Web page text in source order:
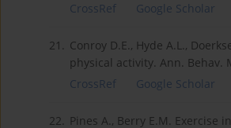
CrossRef
Google Scholar
21. Conroy D.E., Hyde A.L.,
physical activity. Ann. Behav.
CrossRef
Google Scholar
22. Pines A., Berry E.M. Exercise